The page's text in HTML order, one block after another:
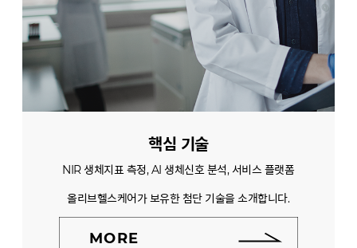
핵심 기술
NIR 생체지표 측정, AI 생체신호 분석, 서비스 플랫폼
올리브헬스케어가 보유한 첨단 기술을 소개합니다.
MORE